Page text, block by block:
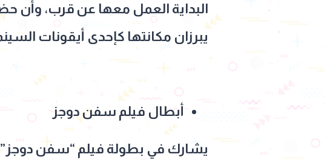
البداية العمل معها عن قرب، وأن
يبرزان مكانتها كإحدى أيقونات
أبطال فيلم سفن دوجز
يشارك في بطولة فيلم “سفن دوجز”